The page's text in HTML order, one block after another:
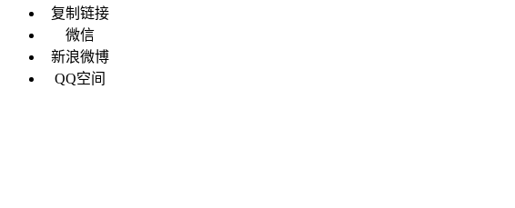
复制链接
微信
新浪微博
QQ空间